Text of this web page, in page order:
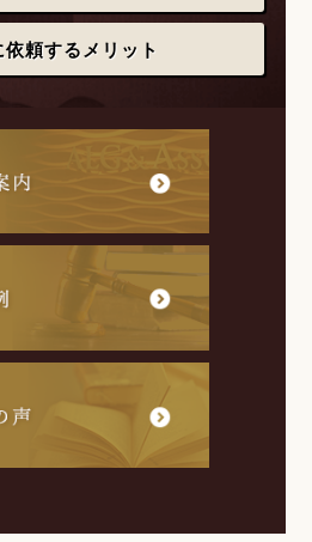
頼するメリット